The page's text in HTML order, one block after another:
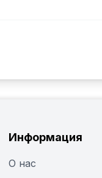
Информация
О нас